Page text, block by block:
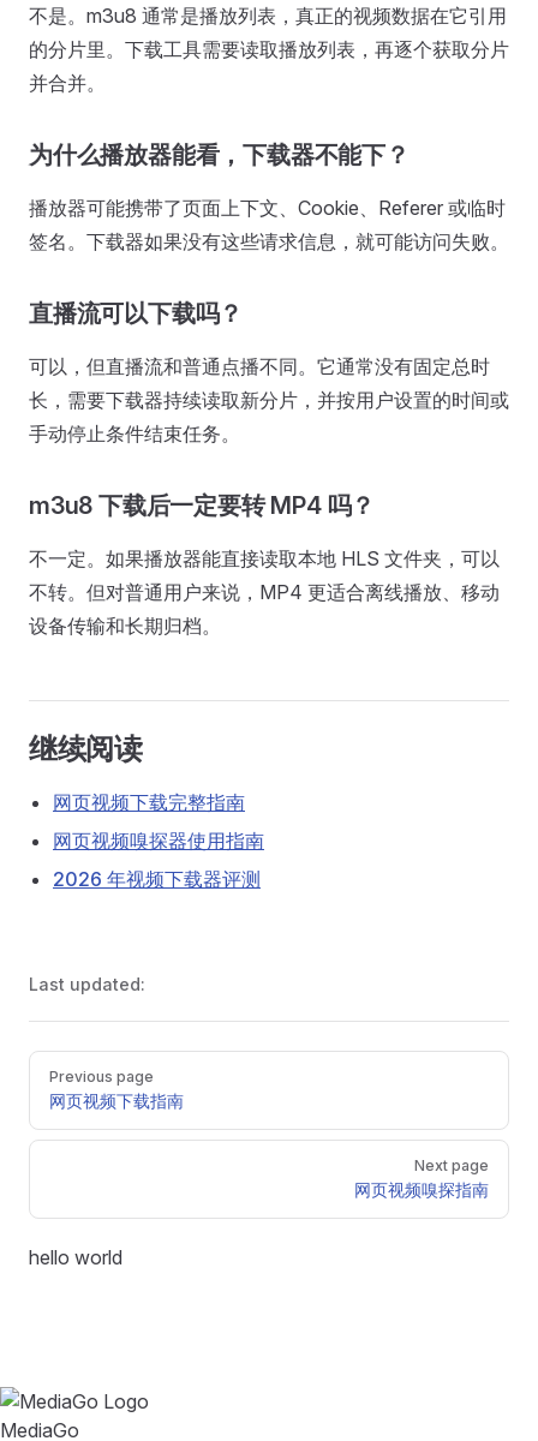
不是。m3u8 通常是播放列表，真正的视频数据在它引用
的分片里。下载工具需要读取播放列表，再逐个获取分片
并合并。
为什么播放器能看，下载器不能下？
播放器可能携带了页面上下文、Cookie、Referer 或临时
签名。下载器如果没有这些请求信息，就可能访问失败。
直播流可以下载吗？
可以，但直播流和普通点播不同。它通常没有固定总时
长，需要下载器持续读取新分片，并按用户设置的时间或
手动停止条件结束任务。
m3u8 下载后一定要转 MP4 吗？
不一定。如果播放器能直接读取本地 HLS 文件夹，可以
不转。但对普通用户来说，MP4 更适合离线播放、移动
设备传输和长期归档。
继续阅读
网页视频下载完整指南
网页视频嗅探器使用指南
2026 年视频下载器评测
Last updated:
Pager
Previous page
网页视频下载指南
Next page
网页视频嗅探指南
hello world
MediaGo